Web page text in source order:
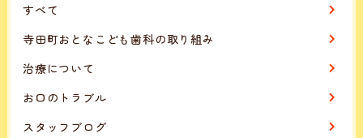
すべて
寺田町おとなこども歯科の取り組み
治療について
お口のトラブル
スタッフブログ